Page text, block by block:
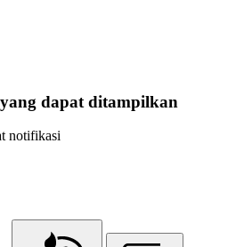
dapat ditampilkan
notifikasi